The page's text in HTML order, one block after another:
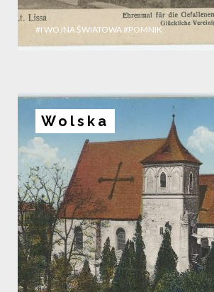
#I WOJNA ŚWIATOWA#POMNIK
Wolska